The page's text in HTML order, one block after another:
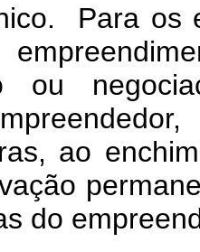
Para os
ou
ao
do